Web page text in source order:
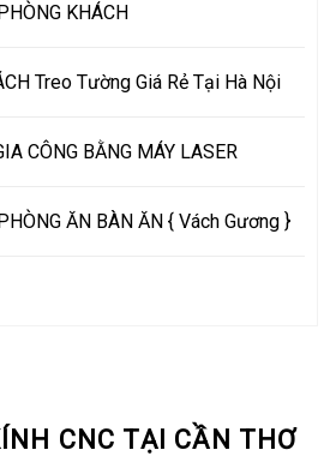
CNC TẠI CẦN THƠ
KHÁCH
Treo Tường Giá Rẻ Tại Hà Nội
CÔNG BẰNG MÁY LASER
ĂN BÀN ĂN { Vách Gương }